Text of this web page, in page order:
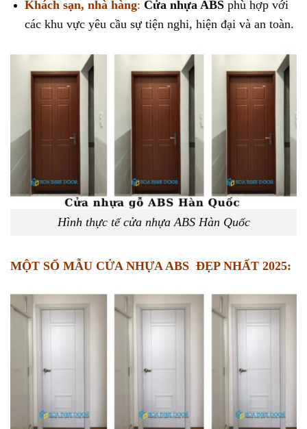
Khách sạn, nhà hàng: Cửa nhựa ABSphù hợp với
các khu vực yêu cầu sự tiện nghi, hiện đại và an toàn.
Hình thực tế cửa nhựa ABS Hàn Quốc
MỘT SỐ MẪU CỬA NHỰA ABS ĐẸP NHẤT 2025: